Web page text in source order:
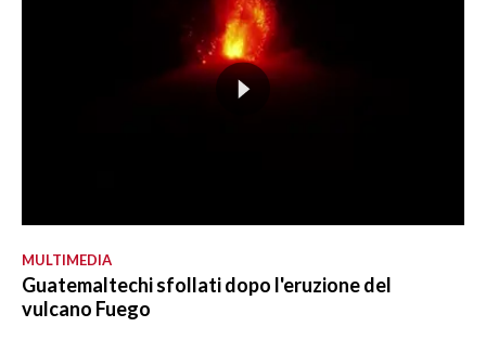
MULTIMEDIA
Guatemaltechi sfollati dopo l'eruzione del
vulcano Fuego